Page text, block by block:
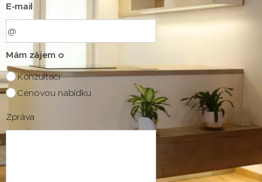
E-mail
Mám zájem o
Konzultaci
Cenovou nabídku
Zpráva